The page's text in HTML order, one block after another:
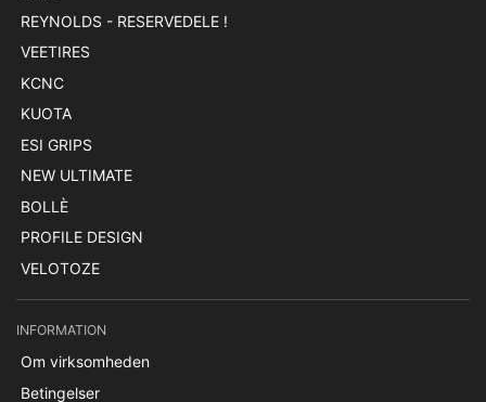
REYNOLDS - RESERVEDELE !
VEETIRES
KCNC
KUOTA
ESI GRIPS
NEW ULTIMATE
BOLLÈ
PROFILE DESIGN
VELOTOZE
INFORMATION
Om virksomheden
Betingelser